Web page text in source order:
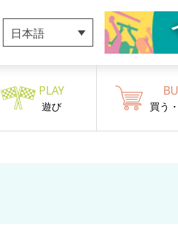
日本語
PLAY
遊び 買う